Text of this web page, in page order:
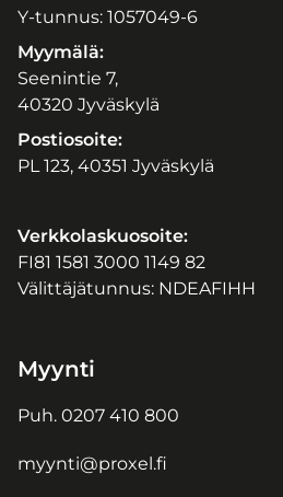
Y-tunnus: 1057049-6
Myymälä:
Seenintie 7,
40320 Jyväskylä
Postiosoite:
PL 123, 40351 Jyväskylä
Verkkolaskuosoite:
FI81 1581 3000 1149 82
Välittäjätunnus: NDEAFIHH
Myynti
Puh. 0207 410 800
myynti@proxel.fi